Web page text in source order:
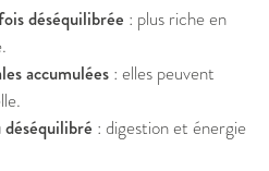
déséquilibrée : plus riche en
accumulées : elles peuvent
: digestion et énergie